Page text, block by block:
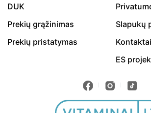
DUK
Prekių grąžinimas
Prekių pristatymas
Slapukų
Kontaktai
ES